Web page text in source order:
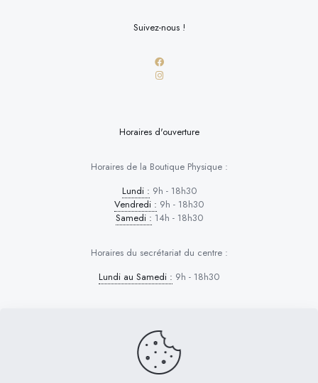
Suivez-nous !
Horaires d'ouverture
Horaires de la Boutique Physique :
Lundi : 9h - 18h30
Vendredi : 9h - 18h30
Samedi : 14h - 18h30
Horaires du secrétariat du centre :
Lundi au Samedi : 9h - 18h30
Dog Control © 2026 | Tous droits réservés